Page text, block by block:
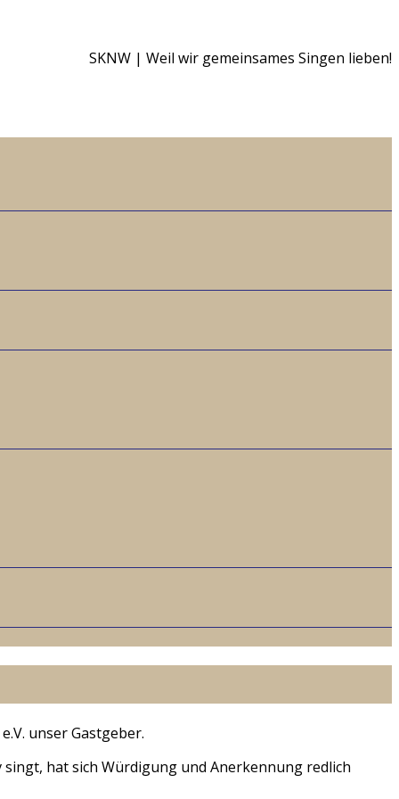
SKNW | Weil wir gemeinsames Singen lieben!
unser Gastgeber.
hat sich Würdigung und Anerkennung redlich